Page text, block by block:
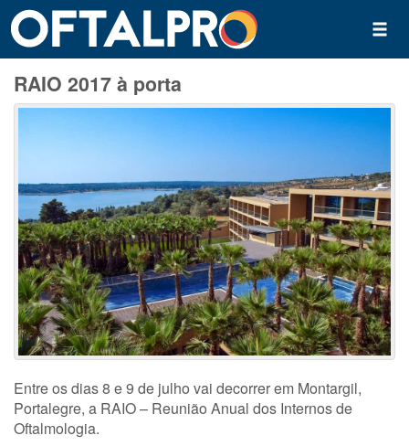
RAIO 2017 à porta
Entre os dias 8 e 9 de julho vai decorrer em Montargil,
Portalegre, a RAIO – Reunião Anual dos Internos de
Oftalmologia.